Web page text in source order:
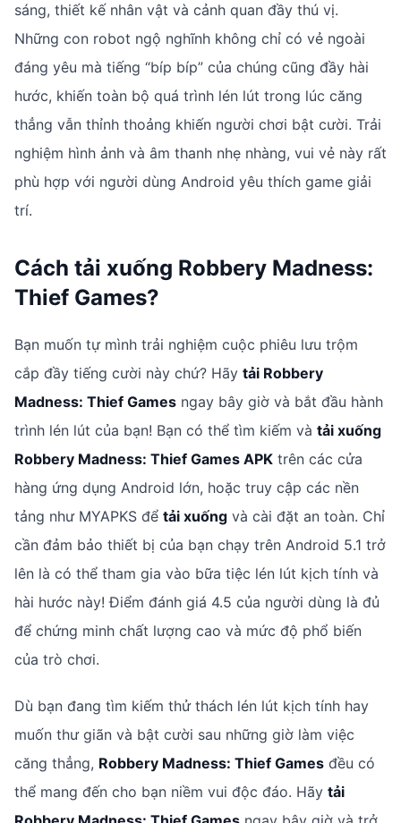
sáng, thiết kế nhân vật và cảnh quan đầy thú vị.
Những con robot ngộ nghĩnh không chỉ có vẻ ngoài
đáng yêu mà tiếng “bíp bíp” của chúng cũng đầy hài
hước, khiến toàn bộ quá trình lén lút trong lúc căng
thẳng vẫn thỉnh thoảng khiến người chơi bật cười. Trải
nghiệm hình ảnh và âm thanh nhẹ nhàng, vui vẻ này rất
phù hợp với người dùng Android yêu thích game giải
trí.
Cách tải xuống Robbery Madness:
Thief Games?
Bạn muốn tự mình trải nghiệm cuộc phiêu lưu trộm
cắp đầy tiếng cười này chứ? Hãy tải Robbery
Madness: Thief Games ngay bây giờ và bắt đầu hành
trình lén lút của bạn! Bạn có thể tìm kiếm và tải xuống
Robbery Madness: Thief Games APK trên các cửa
hàng ứng dụng Android lớn, hoặc truy cập các nền
tảng như MYAPKS để tải xuống và cài đặt an toàn. Chỉ
cần đảm bảo thiết bị của bạn chạy trên Android 5.1 trở
lên là có thể tham gia vào bữa tiệc lén lút kịch tính và
hài hước này! Điểm đánh giá 4.5 của người dùng là đủ
để chứng minh chất lượng cao và mức độ phổ biến
của trò chơi.
Dù bạn đang tìm kiếm thử thách lén lút kịch tính hay
muốn thư giãn và bật cười sau những giờ làm việc
căng thẳng, Robbery Madness: Thief Games đều có
thể mang đến cho bạn niềm vui độc đáo. Hãy tải